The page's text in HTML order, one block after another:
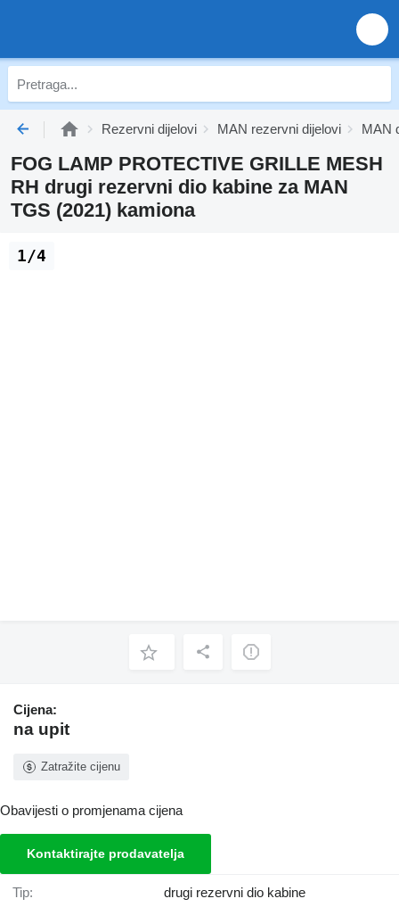
Rezervni dijelovi MAN rezervni dijelovi MAN
FOG LAMP PROTECTIVE GRILLE MESH
RH drugi rezervni dio kabine za MAN
TGS (2021) kamiona
1/4
Cijena:
na upit
Zatražite cijenu
Obavijesti o promjenama cijena
Kontaktirajte prodavatelja
Tip: drugi rezervni dio kabine